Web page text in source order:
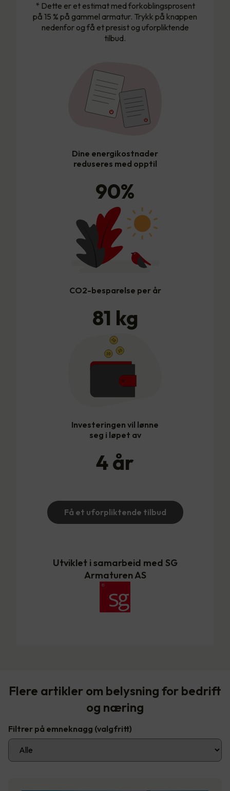
* Dette er et estimat med forkoblingsprosent
på 15 % på gammel armatur. Trykk på knappen
nedenfor og få et presist og uforpliktende
tilbud.
Dine energikostnader
reduseres med opptil
90%
CO2-besparelse per år
81 kg
Investeringen vil lønne
seg i løpet av
4år
Få et uforpliktende tilbud
Utviklet i samarbeid med SG
Armaturen AS
Flere artikler om belysning for bedrift
og næring
Filtrer på emneknagg (valgfritt)